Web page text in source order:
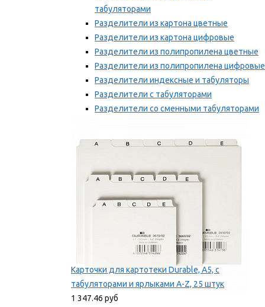
табуляторами
Разделители из картона цветные
Разделители из картона цифровые
Разделители из полипропилена цветные
Разделители из полипропилена цифровые
Разделители индексные и табуляторы
Разделители с табуляторами
Разделители со сменными табуляторами
Карточки для картотеки Durable, A5, с
табуляторами и ярлыками A-Z, 25 штук
1 347.46 руб